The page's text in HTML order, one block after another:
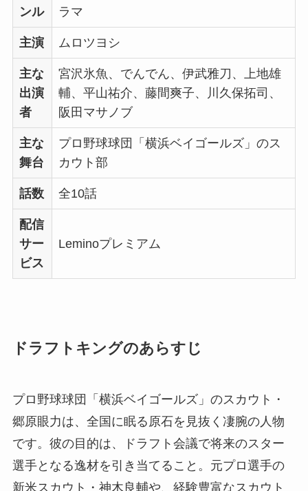
ンル
ラマ
主演 ムロツヨシ
主な
出演
者
宮沢氷魚、でんでん、伊武雅刀、上地雄
輔、平山祐介、藤間爽子、川久保拓司、
阪田マサノブ
主な
舞台
プロ野球球団「横浜ベイゴールズ」のス
カウト部
話数 全10話
配信
サー
ビス
Leminoプレミアム
ドラフトキングのあらすじ
プロ野球球団「横浜ベイゴールズ」のスカウト・
郷原眼力は、全国に眠る原石を見抜く凄腕の人物
です。彼の目的は、ドラフト会議で将来のスター
選手となる逸材を引き当てること。元プロ選手の
新米スカウト・神木良輔や、経験豊富なスカウト